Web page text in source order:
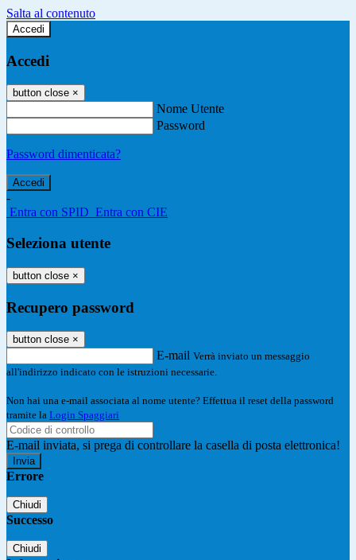
Salta al contenuto
Accedi
Accedi
button close ×
Nome Utente
Password
Password dimenticata?
-
Entra con SPID Entra con CIE
Seleziona utente
button close ×
Recupero password
button close ×
E-mail Verrà inviato un messaggio
all'indirizzo indicato con le istruzioni necessarie.
Non hai una e-mail associata al nome utente? Effettua il reset della password
tramite la Login Spaggiari
E-mail inviata, si prega di controllare la casella di posta elettronica!
Errore
Chiudi
Successo
Chiudi